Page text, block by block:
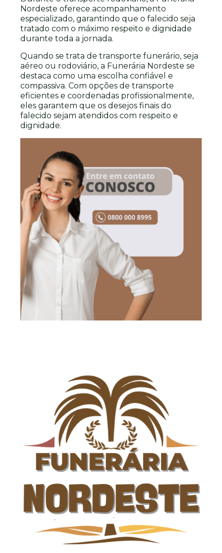
Nordeste oferece acompanhamento
especializado, garantindo que o falecido seja
tratado com o máximo respeito e dignidade
durante toda a jornada.
Quando se trata de transporte funerário, seja
aéreo ou rodoviário, a Funerária Nordeste se
destaca como uma escolha confiável e
compassiva. Com opções de transporte
eficientes e coordenadas profissionalmente,
eles garantem que os desejos finais do
falecido sejam atendidos com respeito e
dignidade.